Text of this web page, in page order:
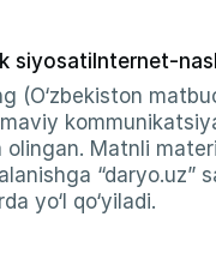
siyosati Internet-
(O‘zbekiston
Matnli
“daryo.uz”
yo‘l qo‘yiladi.